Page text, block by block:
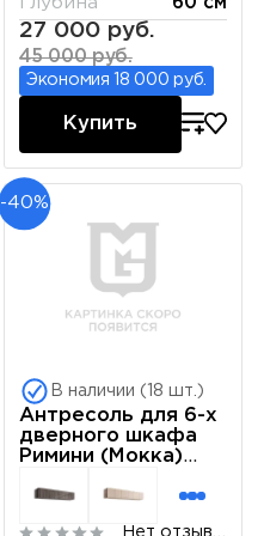
27 000 руб.
45 000 руб.
Экономия 18 000 руб.
Купить
-40%
В наличии (18 шт.)
Антресоль для 6-х
дверного шкафа
Римини (Мокка)